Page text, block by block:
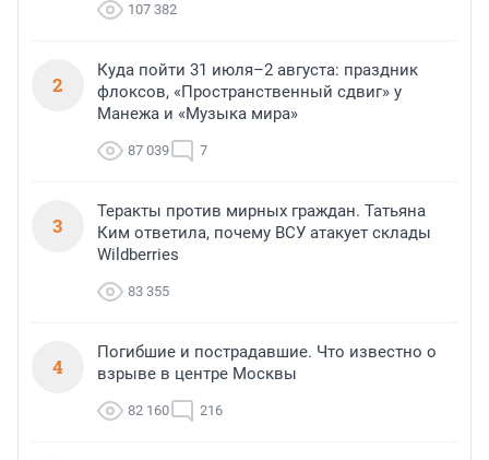
107 382
2
Куда пойти 31 июля–2 августа: праздник
флоксов, «Пространственный сдвиг» у
Манежа и «Музыка мира»
87 039 7
3
Теракты против мирных граждан. Татьяна
Ким ответила, почему ВСУ атакует склады
Wildberries
83 355
4
Погибшие и пострадавшие. Что известно о
взрыве в центре Москвы
82 160 216